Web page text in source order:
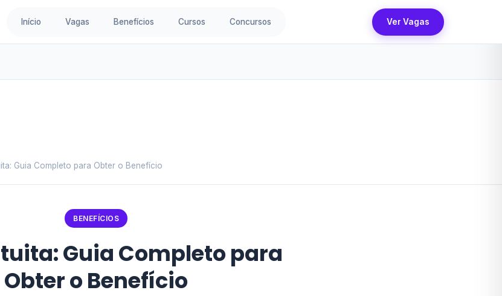
Início Vagas Benefícios Cursos Concursos Ver Vagas
Guia Completo para Obter o Benefício
BENEFÍCIOS
Guia Completo para
Obter o Benefício